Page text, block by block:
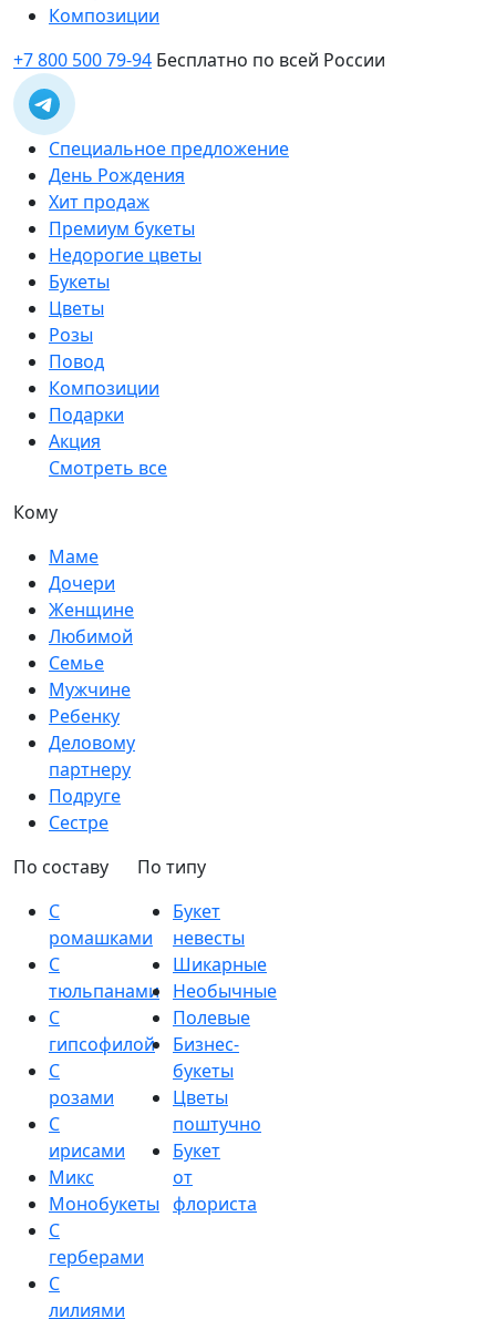
Композиции
+7 800 500 79-94 Бесплатно по всей России
Специальное предложение
День Рождения
Хит продаж
Премиум букеты
Недорогие цветы
Букеты
Цветы
Розы
Повод
Композиции
Подарки
Акция
Смотреть все
Кому
Маме
Дочери
Женщине
Любимой
Семье
Мужчине
Ребенку
Деловому
партнеру
Подруге
Сестре
По составу
С
ромашками
С
тюльпанами
С
гипсофилой
С
розами
С
ирисами
Микс
Монобукеты
С
герберами
С
лилиями
По типу
Букет
невесты
Шикарные
Необычные
Полевые
Бизнес-
букеты
Цветы
поштучно
Букет
от
флориста